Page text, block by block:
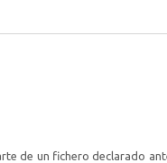
de un fichero declarado